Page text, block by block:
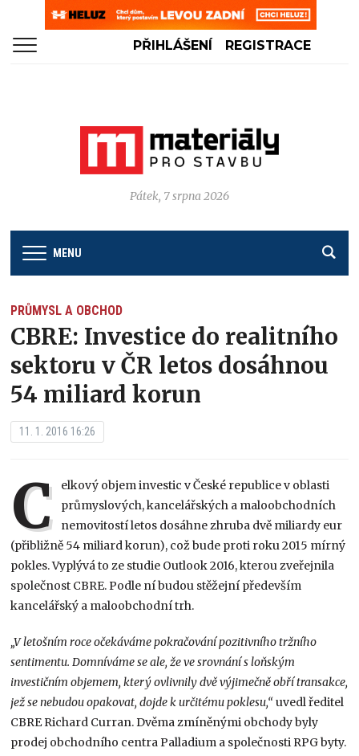
PŘIHLÁŠENÍ REGISTRACE
Pátek, 7 srpna 2026
MENU
PRŮMYSL A OBCHOD
CBRE: Investice do realitního
sektoru v ČR letos dosáhnou
54 miliard korun
11. 1. 2016 16:26
C
elkový objem investic v České republice v oblasti
průmyslových, kancelářských a maloobchodních
nemovitostí letos dosáhne zhruba dvě miliardy eur
(přibližně 54 miliard korun), což bude proti roku 2015 mírný
pokles. Vyplývá to ze studie Outlook 2016, kterou zveřejnila
společnost CBRE. Podle ní budou stěžejní především
kancelářský a maloobchodní trh.
„V letošním roce očekáváme pokračování pozitivního tržního
sentimentu. Domníváme se ale, že ve srovnání s loňským
investičním objemem, který ovlivnily dvě výjimečně obří transakce,
jež se nebudou opakovat, dojde k určitému poklesu,“uvedl ředitel
CBRE Richard Curran. Dvěma zmíněnými obchody byly
prodej obchodního centra Palladium a společnosti RPG byty.